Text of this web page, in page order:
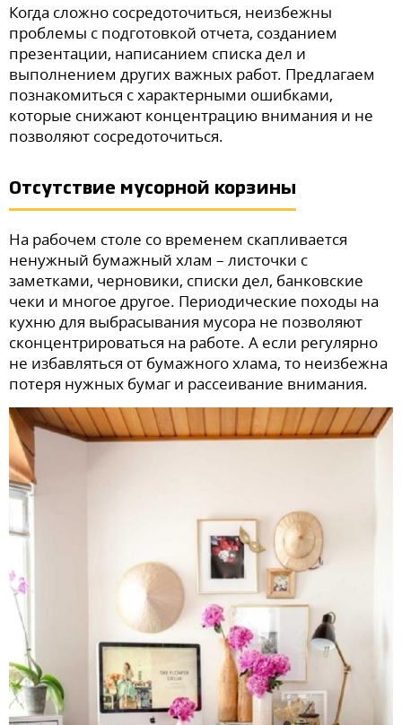
Когда сложно сосредоточиться, неизбежны
проблемы с подготовкой отчета, созданием
презентации, написанием списка дел и
выполнением других важных работ. Предлагаем
познакомиться с характерными ошибками,
которые снижают концентрацию внимания и не
позволяют сосредоточиться.
Отсутствие мусорной корзины
На рабочем столе со временем скапливается
ненужный бумажный хлам – листочки с
заметками, черновики, списки дел, банковские
чеки и многое другое. Периодические походы на
кухню для выбрасывания мусора не позволяют
сконцентрироваться на работе. А если регулярно
не избавляться от бумажного хлама, то неизбежна
потеря нужных бумаг и рассеивание внимания.